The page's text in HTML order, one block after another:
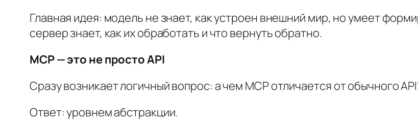
Главная идея: модель не знает, как устроен внешний мир, но умеет
сервер знает, как их обработать и что вернуть обратно.
MCP — это не просто API
Сразу возникает логичный вопрос: а чем MCP отличается от обычного
Ответ: уровнем абстракции.